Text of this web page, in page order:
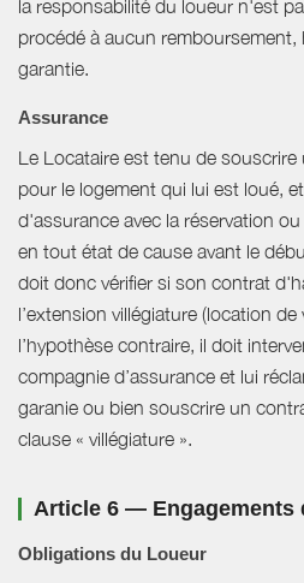
la responsabilité du loueur n'est
procédé à aucun remboursement,
garantie.
Assurance
Le Locataire est tenu de souscrire
pour le logement qui lui est loué,
d'assurance avec la réservation
en tout état de cause avant le
doit donc vérifier si son contrat
l’extension villégiature (location
l’hypothèse contraire, il doit
compagnie d’assurance et lui
garanie ou bien souscrire un
clause « villégiature ».
Article 6 — Engagements
Obligations du Loueur